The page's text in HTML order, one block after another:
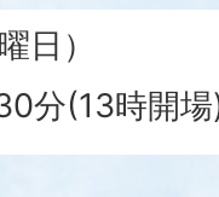
日）
分(13時開